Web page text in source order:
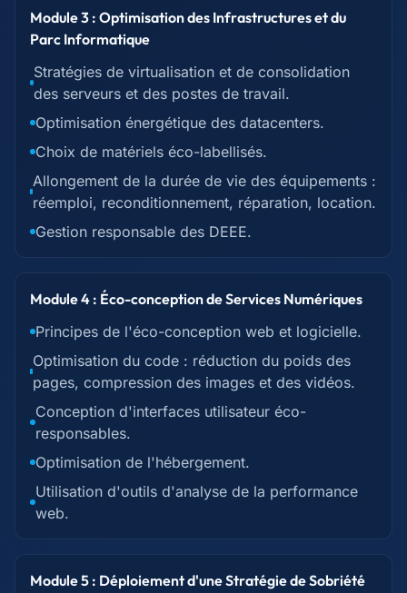
Module 3 : Optimisation des Infrastructures et du
Parc Informatique
Stratégies de virtualisation et de consolidation
des serveurs et des postes de travail.
Optimisation énergétique des datacenters.
Choix de matériels éco-labellisés.
Allongement de la durée de vie des équipements :
réemploi, reconditionnement, réparation, location.
Gestion responsable des DEEE.
Module 4 : Éco-conception de Services Numériques
Principes de l'éco-conception web et logicielle.
Optimisation du code : réduction du poids des
pages, compression des images et des vidéos.
Conception d'interfaces utilisateur éco-
responsables.
Optimisation de l'hébergement.
Utilisation d'outils d'analyse de la performance
web.
Module 5 : Déploiement d'une Stratégie de Sobriété